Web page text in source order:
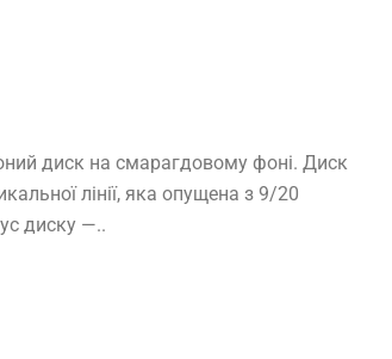
диск на смарагдовому фоні. Диск
лінії, яка опущена з 9/20
диску —..